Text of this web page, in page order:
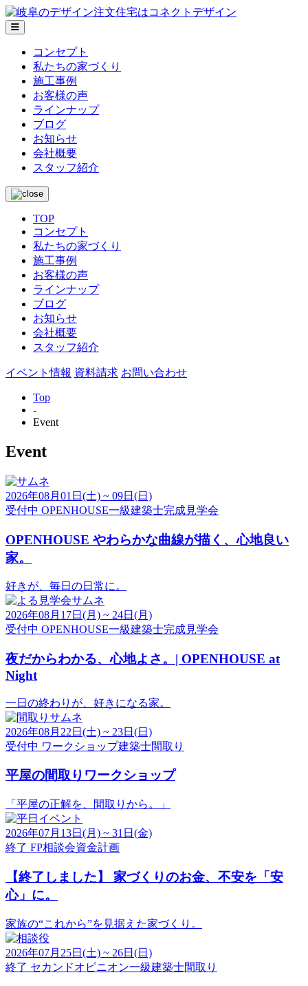
メ
ニ
コンセプト
私たちの家づくり
施工事例
お客様の声
ラインナップ
ブログ
お知らせ
会社概要
スタッフ紹介
TOP
コンセプト
私たちの家づくり
施工事例
お客様の声
ラインナップ
ブログ
お知らせ
会社概要
スタッフ紹介
イベント情報 資料請求 お問い合わせ
Top
-
Event
Event
2026年08月01日(土) ~ 09日(日)
受付中 OPENHOUSE一級建築士完成見学会
OPENHOUSE やわらかな曲線が描く、心地良い
家。
好きが、毎日の日常に。
2026年08月17日(月) ~ 24日(月)
受付中 OPENHOUSE一級建築士完成見学会
夜だからわかる、心地よさ。| OPENHOUSE at
Night
一日の終わりが、好きになる家。
2026年08月22日(土) ~ 23日(日)
受付中 ワークショップ建築士間取り
平屋の間取りワークショップ
「平屋の正解を、間取りから。」
2026年07月13日(月) ~ 31日(金)
終了 FP相談会資金計画
【終了しました】
家づくりのお金、不安を「安
心」に。
家族の“これから”を見据えた家づくり。
2026年07月25日(土) ~ 26日(日)
終了 セカンドオピニオン一級建築士間取り